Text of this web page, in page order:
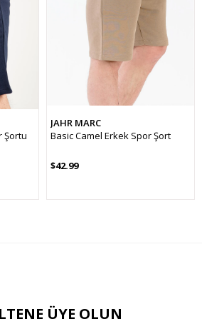
Şortu
JAHR MARC
Basic Camel Erkek Spor Şort
$42.99
ÜYE OLUN